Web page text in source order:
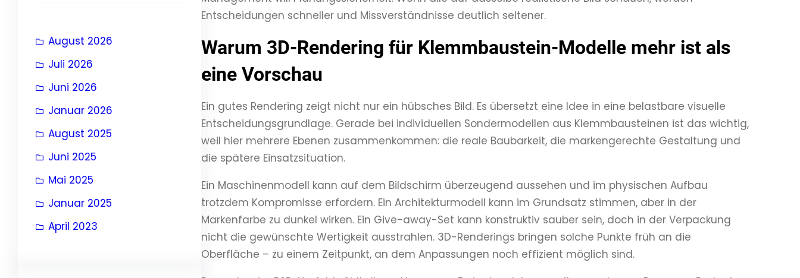
August 2026
Juli 2026
Juni 2026
Januar 2026
August 2025
Juni 2025
Mai 2025
Januar 2025
April 2023
Entscheidungen schneller und Missverständnisse deutlich seltener.
Warum 3D-Rendering für Klemmbaustein-Modelle mehr ist als
eine Vorschau
Ein gutes Rendering zeigt nicht nur ein hübsches Bild. Es übersetzt eine Idee in eine belastbare visuelle
Entscheidungsgrundlage. Gerade bei individuellen Sondermodellen aus Klemmbausteinen ist das wichtig,
weil hier mehrere Ebenen zusammenkommen: die reale Baubarkeit, die markengerechte Gestaltung und
die spätere Einsatzsituation.
Ein Maschinenmodell kann auf dem Bildschirm überzeugend aussehen und im physischen Aufbau
trotzdem Kompromisse erfordern. Ein Architekturmodell kann im Grundsatz stimmen, aber in der
Markenfarbe zu dunkel wirken. Ein Give-away-Set kann konstruktiv sauber sein, doch in der Verpackung
nicht die gewünschte Wertigkeit ausstrahlen. 3D-Renderings bringen solche Punkte früh an die
Oberfläche – zu einem Zeitpunkt, an dem Anpassungen noch effizient möglich sind.